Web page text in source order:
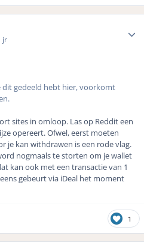
jr
dit gedeeld hebt hier, voorkomt
sites in omloop. Las op Reddit een
opereert. Ofwel, eerst moeten
je kan withdrawen is een rode vlag.
nogmaals te storten om je wallet
kan ook met een transactie van 1
gebeurt via iDeal het moment
1